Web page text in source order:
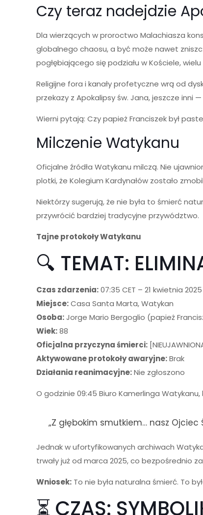
Czy teraz nadejdzie
Dla wierzących w proroctwo Malachiasza
globalnego chaosu, a być może nawet
pogłębiającego się podziału w Kościele,
Religijne fora i kanały profetyczne wrą od
przekazy z Apokalipsy św. Jana, jeszcze inni
Wierni pytają: Czy papież Franciszek był
Milczenie Watykanu
Oficjalne źródła Watykanu milczą. Nie
plotki, że Kolegium Kardynałów zostało
Niektórzy sugerują, że nie była to śmierć
przywrócić bardziej tradycyjne przywództwo.
Tajne protokoły Watykanu
🔍 TEMAT:
Czas zdarzenia:07:35 CET – 21 kwietnia 2025
Miejsce:Casa Santa Marta, Watykan
Osoba:Jorge Mario Bergoglio (papież
Wiek:88
Oficjalna przyczyna śmierci:
Aktywowane protokoły awaryjne:Brak
Działania reanimacyjne:Nie zgłoszono
O godzinie 09:45 Biuro Kamerlinga
„Z głębokim smutkiem… nasz
Jednak w ufortyfikowanych archiwach
trwały już od marca 2025, co bezpośrednio
Wniosek: To nie była naturalna śmierć. To
⏳ CZAS: